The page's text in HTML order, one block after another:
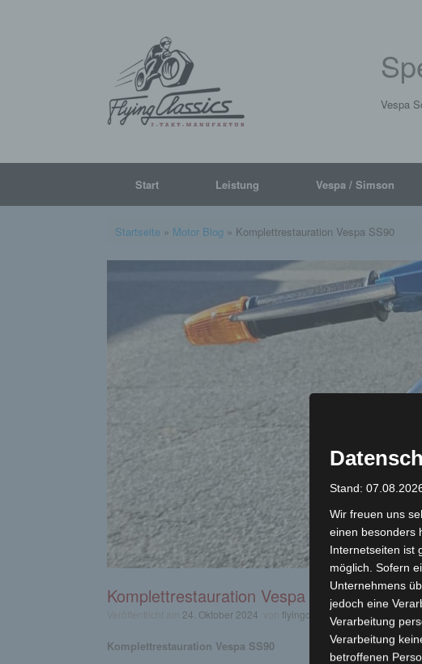
Vespa
Start Leistung Vespa / Simson
Startseite» Motor Blog » Komplettrestauration Vespa SS90
Komplettrestauration Vespa SS90
24. Oktober 2024 flyingclassics
Komplettrestauration Vespa SS90
Stand:
Wir freuen uns
einen besonders
Internetseiten ist
möglich. Sofern
Unternehmens
jedoch eine
Verarbeitung
Verarbeitung
betroffenen